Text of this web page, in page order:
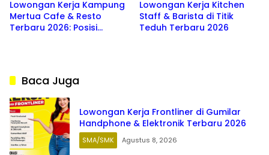
Lowongan Kerja Kampung
Mertua Cafe & Resto
Terbaru 2026: Posisi
Lowongan Kerja Kitchen
Staff & Barista di Titik
Teduh Terbaru 2026
Baca Juga
Lowongan Kerja Frontliner di Gumilar
Handphone & Elektronik Terbaru 2026
SMA/SMK Agustus 8, 2026